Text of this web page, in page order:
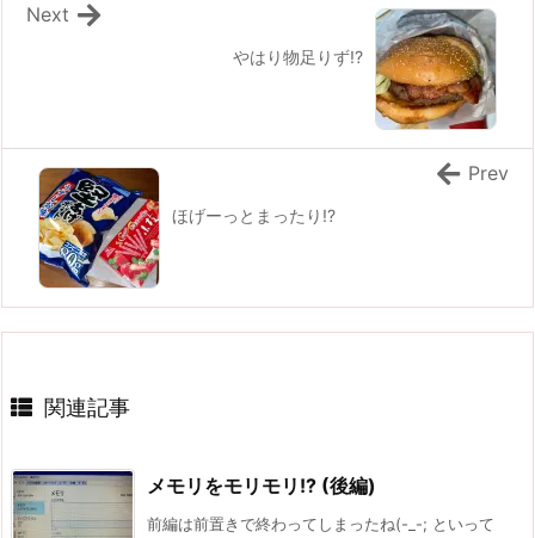
やはり物足りず!?
Next
ほげーっとまったり!?
Prev
関連記事
メモリをモリモリ!? (後編)
前編は前置きで終わってしまったね(-_-; といって